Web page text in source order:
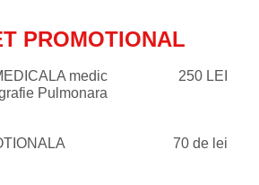
PROMOTIONAL
medic
Pulmonara
250 LEI
70 de lei